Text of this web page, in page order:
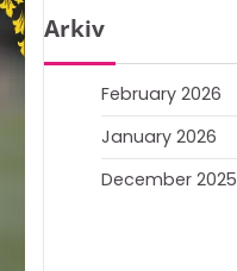
Arkiv
February 2026
January 2026
December 2025